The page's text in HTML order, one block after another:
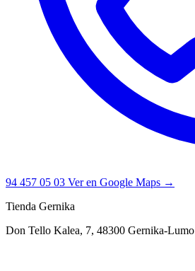
94 457 05 03 Ver en Google Maps →
Tienda Gernika
Don Tello Kalea, 7, 48300 Gernika-Lumo